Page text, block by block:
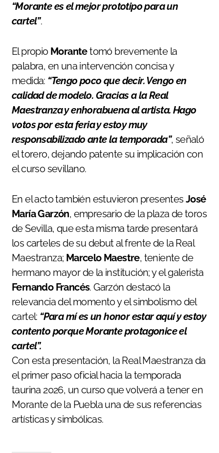
“Morante es el mejor prototipo para un
cartel”.
El propio Morantetomó brevemente la
palabra, en una intervención concisa y
medida: “Tengo poco que decir. Vengo en
calidad de modelo. Gracias a la Real
Maestranza y enhorabuena al artista. Hago
votos por esta feria y estoy muy
responsabilizado ante la temporada”, señaló
el torero, dejando patente su implicación con
el curso sevillano.
En el acto también estuvieron presentes José
María Garzón, empresario de la plaza de toros
de Sevilla, que esta misma tarde presentará
los carteles de su debut al frente de la Real
Maestranza; Marcelo Maestre, teniente de
hermano mayor de la institución; y el galerista
Fernando Francés. Garzón destacó la
relevancia del momento y el simbolismo del
cartel: “Para mí es un honor estar aquí y estoy
contento porque Morante protagonice el
cartel”.
Con esta presentación, la Real Maestranza da
el primer paso oficial hacia la temporada
taurina 2026, un curso que volverá a tener en
Morante de la Puebla una de sus referencias
artísticas y simbólicas.